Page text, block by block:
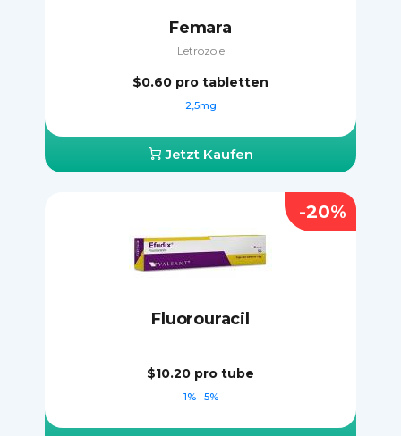
Femara
Letrozole
$0.60 pro tabletten
2,5mg
Jetzt Kaufen
Fluorouracil
$10.20 pro tube
1% 5%
-20%